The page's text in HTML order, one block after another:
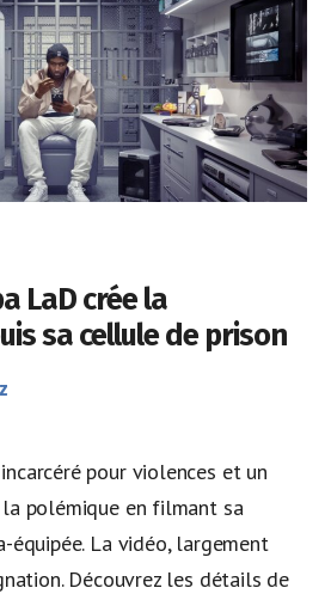
LaD crée la
sa cellule de prison
pour violences et un
polémique en filmant sa
La vidéo, largement
Découvrez les détails de